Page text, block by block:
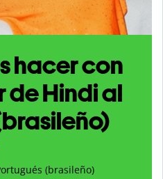
hacer con
Hindi al
(brasileño)